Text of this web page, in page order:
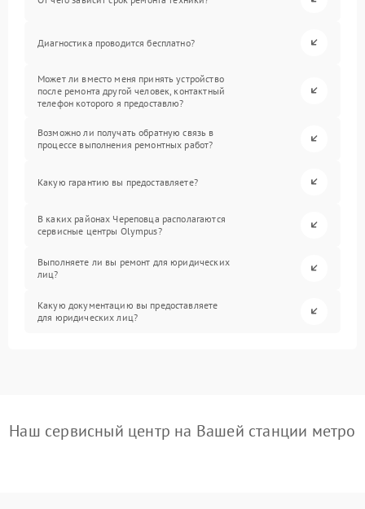
Диагностика проводится бесплатно?
Может ли вместо меня принять устройство
после ремонта другой человек, контактный
телефон которого я предоставлю?
Возможно ли получать обратную связь в
процессе выполнения ремонтных работ?
Какую гарантию вы предоставляете?
В каких районах Череповца располагаются
сервисные центры Olympus?
Выполняете ли вы ремонт для юридических
лиц?
Какую документацию вы предоставляете
для юридических лиц?
Наш сервисный центр на Вашей станции метро